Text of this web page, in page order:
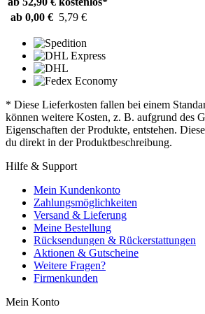
ab 0,00 € 5,79 €
* Diese Lieferkosten fallen bei einem
können weitere Kosten, z. B. aufgrund des
Eigenschaften der Produkte, entstehen.
du direkt in der Produktbeschreibung.
Hilfe & Support
Mein Kundenkonto
Zahlungsmöglichkeiten
Versand & Lieferung
Meine Bestellung
Rücksendungen & Rückerstattungen
Aktionen & Gutscheine
Weitere Fragen?
Firmenkunden
Mein Konto